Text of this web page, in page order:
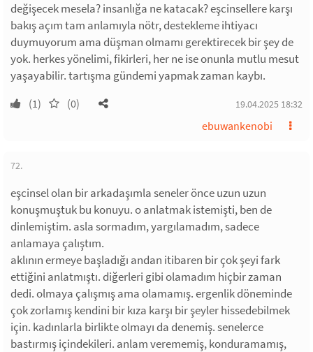
değişecek mesela? insanlığa ne katacak? eşcinsellere karşı
bakış açım tam anlamıyla nötr, destekleme ihtiyacı
duymuyorum ama düşman olmamı gerektirecek bir şey de
yok. herkes yönelimi, fikirleri, her ne ise onunla mutlu mesut
yaşayabilir. tartışma gündemi yapmak zaman kaybı.
(1) (0) 19.04.2025 18:32
ebuwankenobi
72.
eşcinsel olan bir arkadaşımla seneler önce uzun uzun
konuşmuştuk bu konuyu. o anlatmak istemişti, ben de
dinlemiştim. asla sormadım, yargılamadım, sadece
anlamaya çalıştım.
aklının ermeye başladığı andan itibaren bir çok şeyi fark
ettiğini anlatmıştı. diğerleri gibi olamadım hiçbir zaman
dedi. olmaya çalışmış ama olamamış. ergenlik döneminde
çok zorlamış kendini bir kıza karşı bir şeyler hissedebilmek
için. kadınlarla birlikte olmayı da denemiş. senelerce
bastırmış içindekileri. anlam verememiş, konduramamış,